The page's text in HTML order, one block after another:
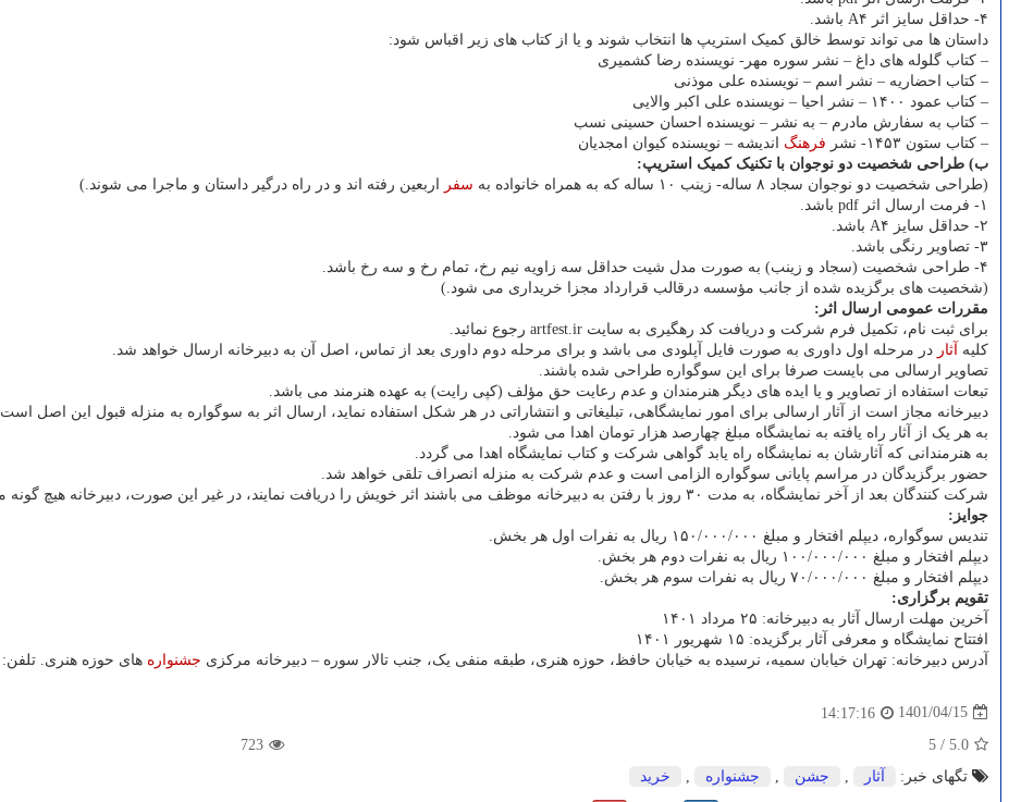
۴- حداقل سایز اثر A۴ باشد.
داستان ها می تواند توسط خالق کمیک استریپ ها انتخاب شوند و یا از کتاب های زیر اقباس شود:
– کتاب گلوله های داغ – نشر سوره مهر- نویسنده رضا کشمیری
– کتاب احضاریه – نشر اسم – نویسنده علی موذنی
– کتاب عمود ۱۴۰۰ – نشر احیا – نویسنده علی اکبر والایی
– کتاب به سفارش مادرم – به نشر – نویسنده احسان حسینی نسب
– کتاب ستون ۱۴۵۳- نشر
فرهنگ اندیشه – نویسنده کیوان امجدیان
ب) طراحی شخصیت دو نوجوان با تکنیک کمیک استریپ:
(طراحی شخصیت دو نوجوان سجاد ۸ ساله- زینب ۱۰ ساله که به همراه خانواده به
سفر اربعین رفته اند و در راه درگیر داستان و ماجرا می شوند.)
۱- فرمت ارسال اثر pdf باشد.
۲- حداقل سایز A۴ باشد.
۳- تصاویر رنگی باشد.
۴- طراحی شخصیت (سجاد و زینب) به صورت مدل شیت حداقل سه زاویه نیم رخ، تمام رخ و سه رخ باشد.
(شخصیت های برگزیده شده از جانب مؤسسه درقالب قرارداد مجزا خریداری می شود.)
مقررات عمومی ارسال اثر:
برای ثبت نام، تکمیل فرم شرکت و دریافت کد رهگیری به سایت artfest.ir رجوع نمائید.
کلیه آثار در مرحله اول داوری به صورت فایل آپلودی می باشد و برای مرحله دوم داوری بعد از تماس، اصل آن به دبیرخانه ارسال خواهد شد.
تصاویر ارسالی می بایست صرفا برای این سوگواره طراحی شده باشند.
تبعات استفاده از تصاویر و یا ایده های دیگر هنرمندان و عدم رعایت حق مؤلف (کپی رایت) به عهده هنرمند می باشد.
دبیرخانه مجاز است از آثار ارسالی برای امور نمایشگاهی، تبلیغاتی و انتشاراتی در هر شکل استفاده نماید، ارسال اثر به سوگواره به منزله قبول این اصل است.
به هر یک از آثار راه یافته به نمایشگاه مبلغ چهارصد هزار تومان اهدا می شود.
به هنرمندانی که آثارشان به نمایشگاه راه یابد گواهی شرکت و کتاب نمایشگاه اهدا می گردد.
حضور برگزیدگان در مراسم پایانی سوگواره الزامی است و عدم شرکت به منزله انصراف تلقی خواهد شد.
شرکت کنندگان بعد از آخر نمایشگاه، به مدت ۳۰ روز با رفتن به دبیرخانه موظف می باشند اثر خویش را دریافت نمایند، در غیر این صورت، دبیرخانه هیچ گونه مسئولیتی در برابر نگهداری و عودت آثار نخواهد داشت.
جوایز:
تندیس سوگواره، دیپلم افتخار و مبلغ ۱۵۰/۰۰۰/۰۰۰ ریال به نفرات اول هر بخش.
دیپلم افتخار و مبلغ ۱۰۰/۰۰۰/۰۰۰ ریال به نفرات دوم هر بخش.
دیپلم افتخار و مبلغ ۷۰/۰۰۰/۰۰۰ ریال به نفرات سوم هر بخش.
تقویم برگزاری:
آخرین مهلت ارسال آثار به دبیرخانه: ۲۵ مرداد ۱۴۰۱
افتتاح نمایشگاه و معرفی آثار برگزیده: ۱۵ شهریور ۱۴۰۱
آدرس دبیرخانه: تهران خیابان سمیه، نرسیده به خیابان حافظ، حوزه هنری، طبقه منفی یک، جنب تالار سوره – دبیرخانه مرکزی جشنواره های حوزه هنری. تلفن: ۹۱۰۸۸۷۱۷- ۰۲۱
1401/04/15
14:17:16
5.0
/
5
723
تگهای خبر:
آثار , جشن , جشنواره , خرید